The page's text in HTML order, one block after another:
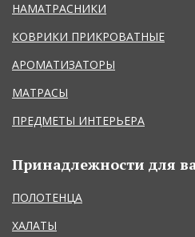
НАМАТРАСНИКИ
КОВРИКИ ПРИКРОВАТНЫЕ
АРОМАТИЗАТОРЫ
МАТРАСЫ
ПРЕДМЕТЫ ИНТЕРЬЕРА
Принадлежности для
ПОЛОТЕНЦА
ХАЛАТЫ